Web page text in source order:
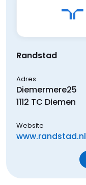
Randstad
Adres
Diemermere25
1112 TC Diemen
Website
www.randstad.nl